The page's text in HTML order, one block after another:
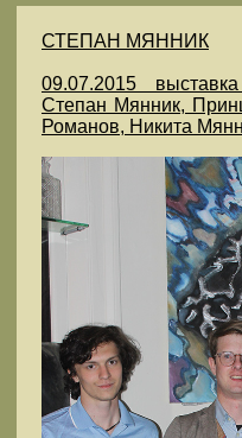
СТЕПАН МЯННИК
09.07.2015
Степан Мянник,
Романов, Никита